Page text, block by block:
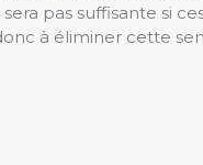
pas suffisante si
à éliminer cette